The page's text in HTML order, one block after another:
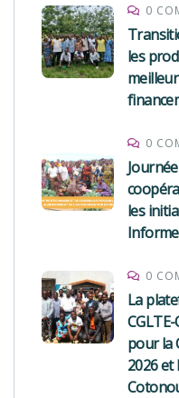
0
les
0
les
0
La
pour la
2026 et